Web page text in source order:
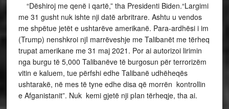
“Dëshiroj me qenë i qartë,” tha Presidenti Biden.“Largimi
me 31 gusht nuk ishte nji datë arbritrare. Ashtu u vendos
me shpëtue jetët e ushtarëve amerikanë. Para-ardhësi i im
(Trump) nenshkroi njI marrëveshje me Talibanët me tërheq
trupat amerikane me 31 maj 2021. Por ai autorizoi lirimin
nga burgu të 5,000 Talibanëve të burgosun për terrorizëm
vitin e kaluem, tue përfshi edhe Talibanë udhëheqës
ushtarakë, në mes të tyne edhe disa që morrën kontrollin
e Afganistanit”. Nuk kemi gjetë nji pIan tërheqje, tha ai.